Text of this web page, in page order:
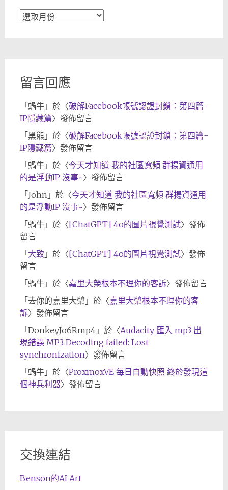
文
留言回應
「 蝸牛」於〈破解Facebook帳號認證封鎖：第四篇-
IP隱藏篇〉發佈留言
「 黑熊 」於〈破解Facebook帳號認證封鎖：第四篇-
IP隱藏篇〉發佈留言
「 蝸牛」於〈今天才知道 我的社區寬頻 群揚資通用
的是浮動IP 沒事~〉發佈留言
「 John」於〈今天才知道 我的社區寬頻 群揚資通用
的是浮動IP 沒事~〉發佈留言
「 蝸牛」於〈[ChatGPT] 4o的圖片視覺測試〉發佈
留言
「 大致 」於〈[ChatGPT] 4o的圖片視覺測試〉發佈
留言
「 蝸牛」於〈嘉里大榮根本不理你的客訴〉發佈留言
「 去你的嘉里大榮 」於〈嘉里大榮根本不理你的客
訴〉發佈留言
「 DonkeyJo6Rmp4」於〈Audacity 匯入 mp3 出
現錯誤 MP3 Decoding failed: Lost
synchronization〉發佈留言
「 蝸牛」於〈ProxmoxVE 每日自動快照 終於發現這
個神兵利器〉發佈留言
交換連結
Benson的AI Art